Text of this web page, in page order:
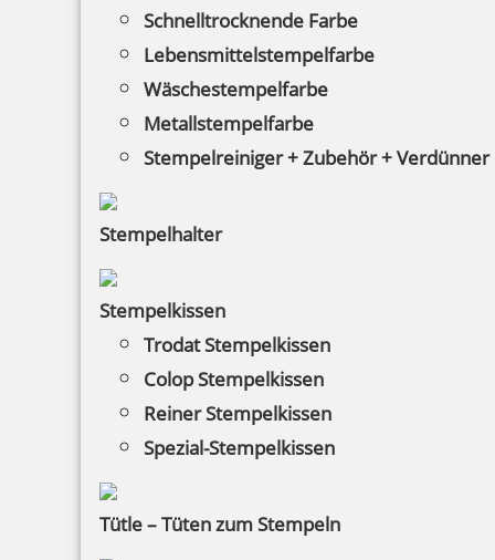
Schnelltrocknende Farbe
Lebensmittelstempelfarbe
Wäschestempelfarbe
Metallstempelfarbe
Stempelreiniger + Zubehör + Verdünner
Stempelhalter
Stempelkissen
Trodat Stempelkissen
Colop Stempelkissen
Reiner Stempelkissen
Spezial-Stempelkissen
Tütle – Tüten zum Stempeln
HINWEISE
Versandinformationen
Bestellhinweise
Dateiformate
INFORMATIONEN